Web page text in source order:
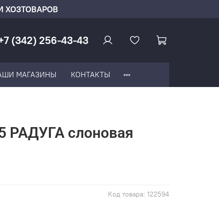
ХОЗТОВАРОВ
(342) 256-43-43
МАГАЗИНЫ КОНТАКТЫ
Код товара: 122594
РАДУГА слоновая